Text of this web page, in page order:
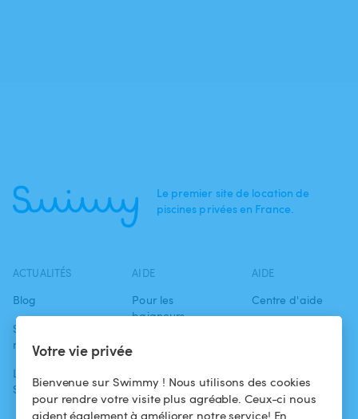
Votre vie privée
Bienvenue sur Swimmy ! Nous utilisons des cookies
pour rendre votre visite plus agréable. Ceux-ci nous
aident également à améliorer notre service! En
Le premier site de location de
piscines privées en France.
ACTUALITÉS
Blog
Swimmy dans les
médias
L'aventure
Swimmy
AIDE
Pour les
baigneurs
Louer ma piscine
AIDE
Centre d'aide
confidentialité